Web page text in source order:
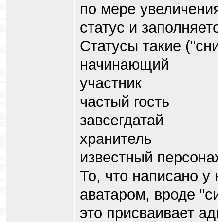
по мере
статус и
Статусы такие
начинающий
участник
частый гость
завсегдатай
хранитель
известный
То, что написано у
аватаром, вроде
это присваивает